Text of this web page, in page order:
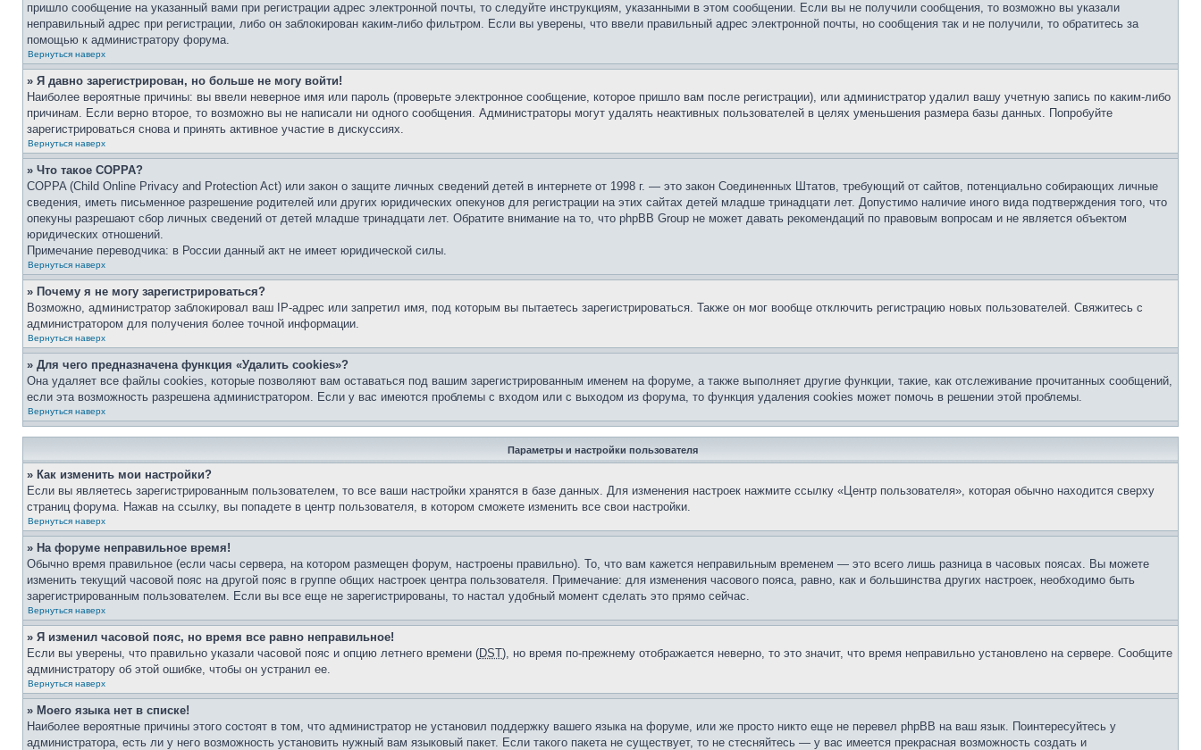
пришло сообщение на указанный вами при регистрации адрес электронной почты, то следуйте инструкциям, указанными в этом сообщении. Если вы не получили сообщения, то возможно вы указали
неправильный адрес при регистрации, либо он заблокирован каким-либо фильтром. Если вы уверены, что ввели правильный адрес электронной почты, но сообщения так и не получили, то обратитесь за
помощью к администратору форума.
Вернуться наверх
» Я давно зарегистрирован, но больше не могу войти!
Наиболее вероятные причины: вы ввели неверное имя или пароль (проверьте электронное сообщение, которое пришло вам после регистрации), или администратор удалил вашу учетную запись по каким-либо
причинам. Если верно второе, то возможно вы не написали ни одного сообщения. Администраторы могут удалять неактивных пользователей в целях уменьшения размера базы данных. Попробуйте
зарегистрироваться снова и принять активное участие в дискуссиях.
Вернуться наверх
» Что такое COPPA?
COPPA (Child Online Privacy and Protection Act) или закон о защите личных сведений детей в интернете от 1998 г. — это закон Соединенных Штатов, требующий от сайтов, потенциально собирающих личные
сведения, иметь письменное разрешение родителей или других юридических опекунов для регистрации на этих сайтах детей младше тринадцати лет. Допустимо наличие иного вида подтверждения того, что
опекуны разрешают сбор личных сведений от детей младше тринадцати лет. Обратите внимание на то, что phpBB Group не может давать рекомендаций по правовым вопросам и не является объектом
юридических отношений.
Примечание переводчика: в России данный акт не имеет юридической силы.
Вернуться наверх
» Почему я не могу зарегистрироваться?
Возможно, администратор заблокировал ваш IP-адрес или запретил имя, под которым вы пытаетесь зарегистрироваться. Также он мог вообще отключить регистрацию новых пользователей. Свяжитесь с
администратором для получения более точной информации.
Вернуться наверх
» Для чего предназначена функция «Удалить cookies»?
Она удаляет все файлы cookies, которые позволяют вам оставаться под вашим зарегистрированным именем на форуме, а также выполняет другие функции, такие, как отслеживание прочитанных сообщений,
если эта возможность разрешена администратором. Если у вас имеются проблемы с входом или с выходом из форума, то функция удаления cookies может помочь в решении этой проблемы.
Вернуться наверх
Параметры и настройки пользователя
» Как изменить мои настройки?
Если вы являетесь зарегистрированным пользователем, то все ваши настройки хранятся в базе данных. Для изменения настроек нажмите ссылку «Центр пользователя», которая обычно находится сверху
страниц форума. Нажав на ссылку, вы попадете в центр пользователя, в котором сможете изменить все свои настройки.
Вернуться наверх
» На форуме неправильное время!
Обычно время правильное (если часы сервера, на котором размещен форум, настроены правильно). То, что вам кажется неправильным временем — это всего лишь разница в часовых поясах. Вы можете
изменить текущий часовой пояс на другой пояс в группе общих настроек центра пользователя. Примечание: для изменения часового пояса, равно, как и большинства других настроек, необходимо быть
зарегистрированным пользователем. Если вы все еще не зарегистрированы, то настал удобный момент сделать это прямо сейчас.
Вернуться наверх
» Я изменил часовой пояс, но время все равно неправильное!
Если вы уверены, что правильно указали часовой пояс и опцию летнего времени (DST), но время по-прежнему отображается неверно, то это значит, что время неправильно установлено на сервере. Сообщите
администратору об этой ошибке, чтобы он устранил ее.
Вернуться наверх
» Моего языка нет в списке!
Наиболее вероятные причины этого состоят в том, что администратор не установил поддержку вашего языка на форуме, или же просто никто еще не перевел phpBB на ваш язык. Поинтересуйтесь у
администратора, есть ли у него возможность установить нужный вам языковый пакет. Если такого пакета не существует, то не стесняйтесь — у вас имеется прекрасная возможность создать и